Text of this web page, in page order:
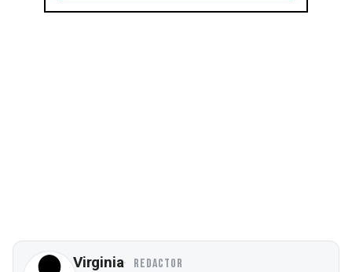
Virginia REDACTOR